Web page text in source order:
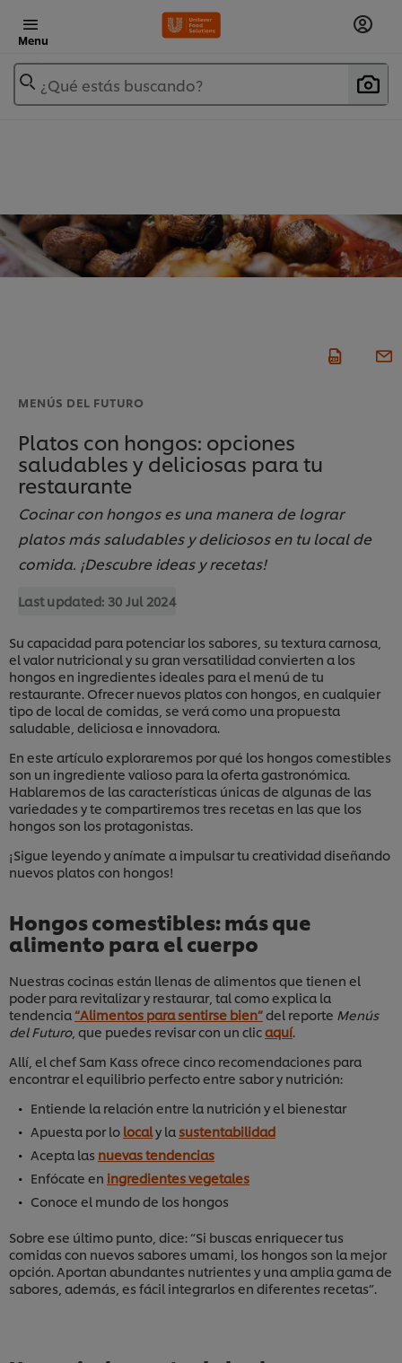
Menu
¿Qué estás buscando?
MENÚS DEL FUTURO
Platos con hongos: opciones
saludables y deliciosas para tu
restaurante
Cocinar con hongos es una manera de lograr
platos más saludables y deliciosos en tu local de
comida. ¡Descubre ideas y recetas!
Last updated: 30 Jul 2024
Su capacidad para potenciar los sabores, su textura carnosa,
el valor nutricional y su gran versatilidad convierten a los
hongos en ingredientes ideales para el menú de tu
restaurante. Ofrecer nuevos platos con hongos, en cualquier
tipo de local de comidas, se verá como una propuesta
saludable, deliciosa e innovadora.
En este artículo exploraremos por qué los hongos comestibles
son un ingrediente valioso para la oferta gastronómica.
Hablaremos de las características únicas de algunas de las
variedades y te compartiremos tres recetas en las que los
hongos son los protagonistas.
¡Sigue leyendo y anímate a impulsar tu creatividad diseñando
nuevos platos con hongos!
Hongos comestibles: más que
alimento para el cuerpo
Nuestras cocinas están llenas de alimentos que tienen el
poder para revitalizar y restaurar, tal como explica la
tendencia “Alimentos para sentirse bien”del reporte Menús
del Futuro, que puedes revisar con un clicaquí.
Allí, el chef Sam Kass ofrece cinco recomendaciones para
encontrar el equilibrio perfecto entre sabor y nutrición:
Entiende la relación entre la nutrición y el bienestar
Apuesta por lo local y la sustentabilidad
Acepta las nuevas tendencias
Enfócate en ingredientes vegetales
Conoce el mundo de los hongos
Sobre ese último punto, dice: “Si buscas enriquecer tus
comidas con nuevos sabores umami, los hongos son la mejor
opción. Aportan abundantes nutrientes y una amplia gama de
sabores, además, es fácil integrarlos en diferentes recetas”.